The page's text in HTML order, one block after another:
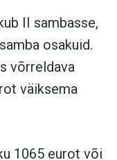
II sambasse,
osakuid.
võrreldava
väiksema
1065 eurot või